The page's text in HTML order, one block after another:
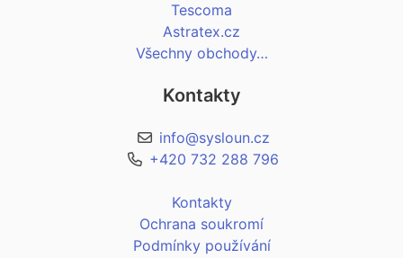
Tescoma
Astratex.cz
Všechny obchody…
Kontakty
info@sysloun.cz
+420 732 288 796
Kontakty
Ochrana soukromí
Podmínky používání